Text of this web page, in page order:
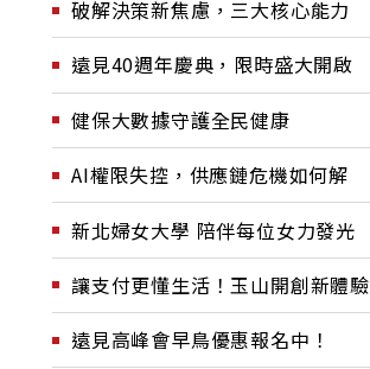
破解決策新焦慮，三大核心能力
遠見40週年慶典，限時盛大開啟
健保大數據守護全民健康
AI權限失控，供應鏈危機如何解
新北婦女大學 陪伴每位女力發光
讓支付更懂生活！玉山開創新體驗
遠見高峰會早鳥優惠報名中！